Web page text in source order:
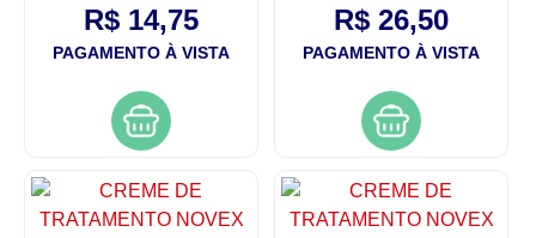
R$ 14,75
PAGAMENTO À VISTA
R$ 26,50
PAGAMENTO À VISTA